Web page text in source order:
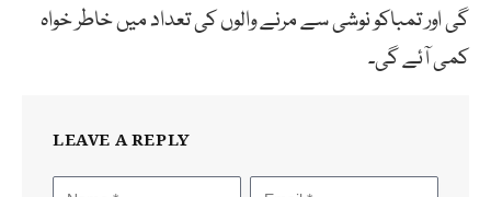
گی اور تمباکو نوشی سے مرنے والوں کی تعداد میں خاطر خواہ
کمی آئے گی۔
LEAVE A REPLY